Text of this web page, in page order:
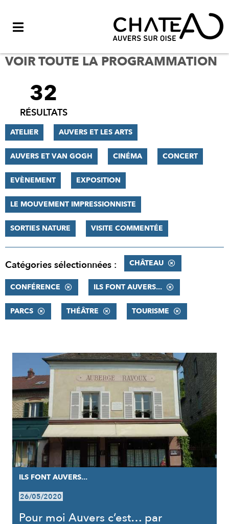
VOIR TOUTE LA PROGRAMMATION
FILTRER
RÉSULTATS
32
RÉSULTATS
ATELIER AUVERS ET LES ARTS
AUVERS ET VAN GOGH CINÉMA CONCERT
EVÈNEMENT EXPOSITION
LE MOUVEMENT IMPRESSIONNISTE
SORTIES NATURE VISITE COMMENTÉE
Catégories sélectionnées : CHÂTEAU
CONFÉRENCE ILS FONT AUVERS...
PARCS THÉÂTRE TOURISME
RÉSULTATS
ILS FONT AUVERS...
26/05/2020
Pour moi Auvers c’est… par